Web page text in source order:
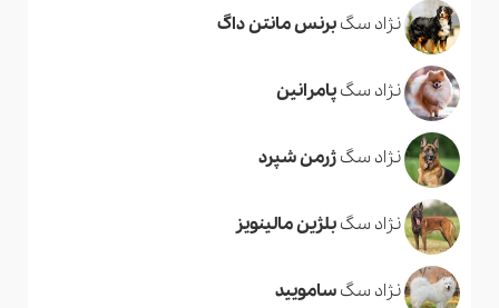
نژاد سگبرنس مانتن داگ
نژاد سگپامرانین
نژاد سگژرمن شپرد
نژاد سگبلژین مالینویز
نژاد سگسامویید